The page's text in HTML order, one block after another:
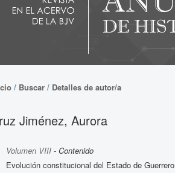
/ Buscar / Detalles de autor/a
Jiménez, Aurora
Volumen VIII - Contenido
Evolución constitucional del Estado de Guerrero